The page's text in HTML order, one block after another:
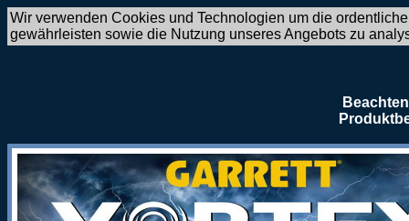
Wir verwenden Cookies und Technologien um die
gewährleisten sowie die Nutzung unseres Angebots zu